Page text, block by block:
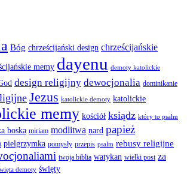
Bóg chrześcijański design chrześcijańskie
memy dayenu demoty katolickie
design religijny dewocjonalia dominikanie
Jezus katolickie demoty katolickie
memy kościół ksiądz który to psalm
boska miriam modlitwa nard papież
pielgrzymka pomysły przepis psalm rebusy religijne
twoja biblia watykan wielki post za
demoty święty